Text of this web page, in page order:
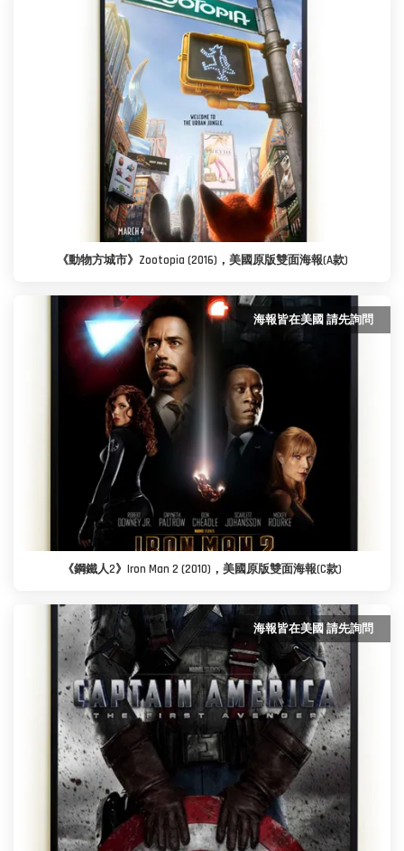
《動物方城市》Zootopia (2016)，美國原版雙面海報(A款)
海報皆在美國 請先詢問
《鋼鐵人2》Iron Man 2 (2010)，美國原版雙面海報(C款)
海報皆在美國 請先詢問